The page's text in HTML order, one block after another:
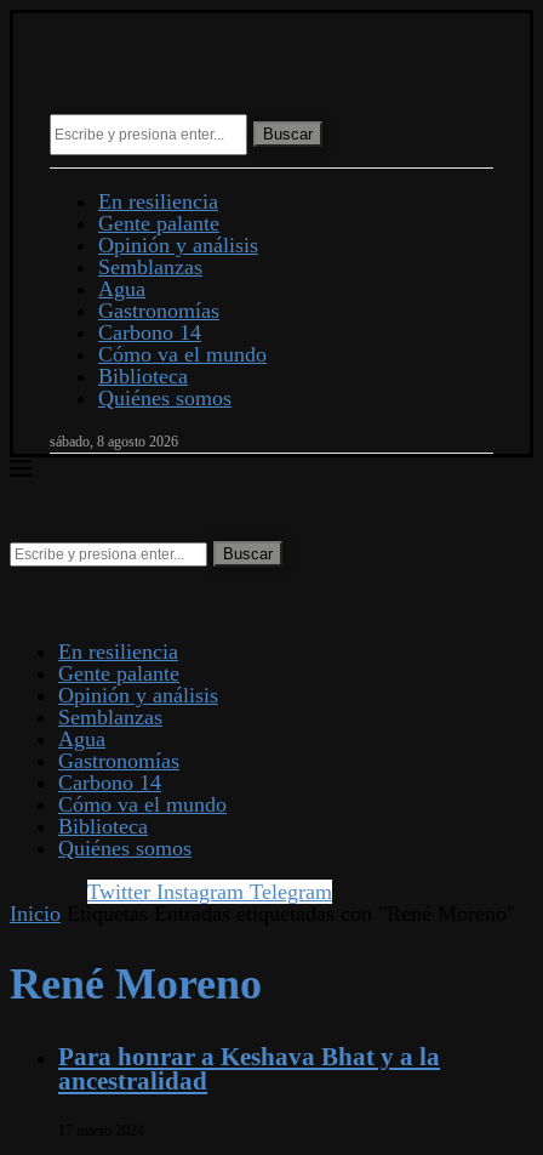
Buscar
En resiliencia
Gente palante
Opinión y análisis
Semblanzas
Agua
Gastronomías
Carbono 14
Cómo va el mundo
Biblioteca
Quiénes somos
sábado, 8 agosto 2026
En resiliencia
Gente palante
Opinión y análisis
Semblanzas
Agua
Gastronomías
Carbono 14
Cómo va el mundo
Biblioteca
Quiénes somos
Twitter Instagram Telegram
Inicio
René Moreno
Para honrar a Keshava Bhat y a la
ancestralidad